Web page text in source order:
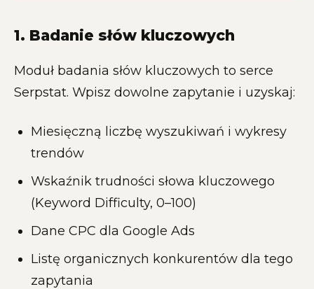
1. Badanie słów kluczowych
Moduł badania słów kluczowych to serce
Serpstat. Wpisz dowolne zapytanie i uzyskaj:
Miesięczną liczbę wyszukiwań i wykresy
trendów
Wskaźnik trudności słowa kluczowego
(Keyword Difficulty, 0–100)
Dane CPC dla Google Ads
Listę organicznych konkurentów dla tego
zapytania